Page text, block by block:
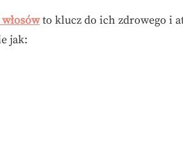
to klucz do ich zdrowego i
jak: